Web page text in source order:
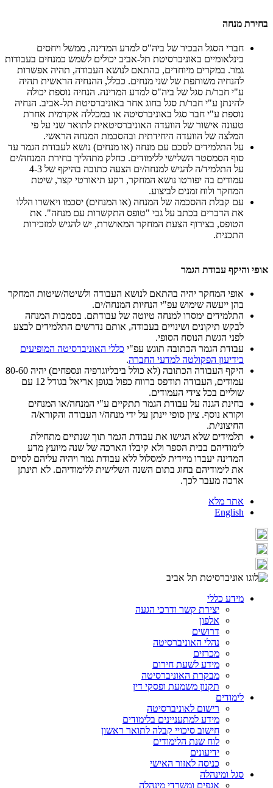
בחירת מנחה
חברי הסגל הבכיר של ביה"ס למדע המדינה, ממשל ויחסים
בינלאומיים באוניברסיטת תל-אביב יכולים לשמש כמנחים בעבודות
גמר. במקרים מיוחדים, בהתאם לנושא העבודה, תהיה אפשרות
להנחיה משותפת של שני מנחים. ככלל, ההנחיה הראשית תהיה
ע"י חבר/ת סגל של ביה"ס למדע המדינה. הנחיה נוספת יכולה
להינתן ע"י חבר/ת סגל בחוג אחר באוניברסיטת תל-אביב. הנחיה
נוספת ע"י חבר סגל באוניברסיטה או במכללה אקדמית אחרת
טעונה אישור של הוועדה האוניברסיטאית לתואר שני על פי
המלצה של הוועדה היחידתית ובהסכמת המנחה הראשי.
על התלמידים לסכם עם מנחה (או מנחים) נושא לעבודת הגמר עד
סוף הסמסטר השלישי ללימודים. כחלק מתהליך בחירת המנחה/ים
על התלמיד/ה להגיש למנחה/ים הצעה כתובה בהיקף של 4-3
עמודים בה יפורטו נושא המחקר, רקע תיאורטי קצר, שיטת
המחקר ולוח זמנים לביצוע.
עם קבלת ההסכמה של המנחה (או המנחים) יסכמו ויאשרו הללו
את הדברים בכתב על גבי "טופס התקשרות עם מנחה". את
הטופס, בצירוף הצעת המחקר המאושרת, יש להגיש למזכירות
התכנית.
אופי והיקף עבודת הגמר
אופי המחקר יהיה בהתאם לנושא העבודה ולשיטה/שיטות המחקר
בהן ייעשה שימוש עפ"י הנחיות המנחה/ים.
התלמידים ימסרו למנחה טיוטה של עבודתם. בסמכות המנחה
לבקש תיקונים ושינויים בעבודה, אותם נדרשים התלמידים לבצע
לפני הגשת הנוסח הסופי.
עבודת הגמר הכתובה תוגש עפ"י כללי האוניברסיטה המופיעים
בידיעון הפקולטה למדעי החברה.
היקף העבודה הכתובה (לא כולל ביבליוגרפיה ונספחים) יהיה 80-60
עמודים, העבודה תודפס ברווח כפול בגופן אריאל בגודל 12 עם
שוליים בכל צידי העמודים.
בחינת הגנה על עבודת הגמר תתקיים ע"י המנחה/או המנחים
וקורא נוסף. ציון סופי יינתן על ידי מנחה/י העבודה והקורא/ה
החיצוני/ת.
תלמידים שלא הגישו את עבודת הגמר תוך שנתיים מתחילת
לימודיהם בבית הספר ולא קיבלו הארכה של שנה מיועץ מדע
המדינה יעברו מיידית למסלול ללא עבודת גמר ויהיה עליהם לסיים
את לימודיהם בחוג בתום השנה השלישית ללימודיהם. לא תינתן
ארכה מעבר לכך.
אתר מלא
English
מידע כללי
יצירת קשר ודרכי הגעה
אלפון
דרושים
נהלי האוניברסיטה
מכרזים
מידע לשעת חירום
מבקרת האוניברסיטה
תקנון משמעת ופסקי דין
לימודים
רישום לאוניברסיטה
מידע למתעניינים בלימודים
חישוב סיכויי קבלה לתואר ראשון
לוח שנת הלימודים
ידיעונים
כניסה לאזור האישי
סגל ומינהלה
אגפים ומשרדי מינהלה